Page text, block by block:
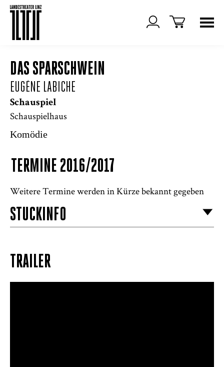
DAS SPARSCHWEIN
EUGÈNE LABICHE
Schauspiel
Schauspielhaus
Komödie
TERMINE 2016/2017
Weitere Termine werden in Kürze bekannt gegeben
STÜCKINFO
TRAILER